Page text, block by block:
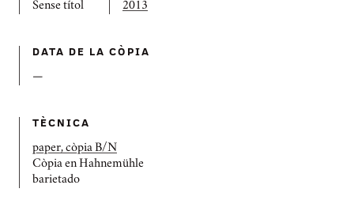
Sense títol 2013
DATA DE LA CÒPIA
—
TÈCNICA
paper, còpia B/N
Còpia en Hahnemühle
barietado